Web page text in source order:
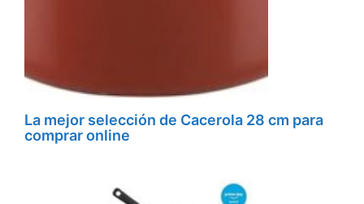
La mejor selección de Cacerola 28 cm para
comprar online